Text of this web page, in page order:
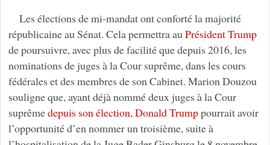
Les élections de mi-mandat ont conforté la majorité
républicaine au Sénat. Cela permettra auPrésident Trump
de poursuivre, avec plus de facilité que depuis 2016, les
nominations de juges à la Cour suprême, dans les cours
fédérales et des membres de son Cabinet. Marion Douzou
souligne que, ayant déjà nommé deux juges à la Cour
suprêmedepuis son élection, Donald Trumppourrait avoir
l’opportunité d’en nommer un troisième, suite à